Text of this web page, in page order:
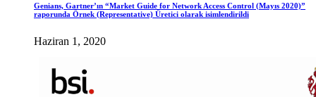
Genians, Gartner’ın “Market Guide for Network Access Control (Mayıs 2020)”
raporunda Örnek (Representative) Üretici olarak isimlendirildi
Haziran 1, 2020